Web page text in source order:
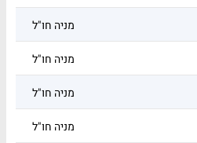
מניה חו"ל
מניה חו"ל
מניה חו"ל
מניה חו"ל